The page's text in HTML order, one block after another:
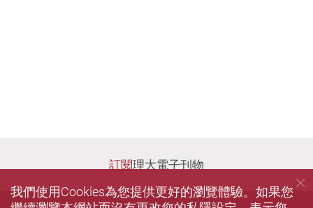
訂閱理大電子刊物
我們使用Cookies為您提供更好的瀏覽體驗。如果您